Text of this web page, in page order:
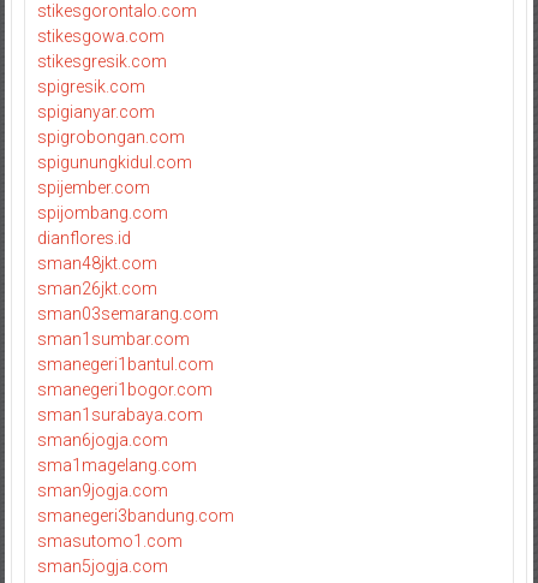
stikesgorontalo.com
stikesgowa.com
stikesgresik.com
spigresik.com
spigianyar.com
spigrobongan.com
spigunungkidul.com
spijember.com
spijombang.com
dianflores.id
sman48jkt.com
sman26jkt.com
sman03semarang.com
sman1sumbar.com
smanegeri1bantul.com
smanegeri1bogor.com
sman1surabaya.com
sman6jogja.com
sma1magelang.com
sman9jogja.com
smanegeri3bandung.com
smasutomo1.com
sman5jogja.com